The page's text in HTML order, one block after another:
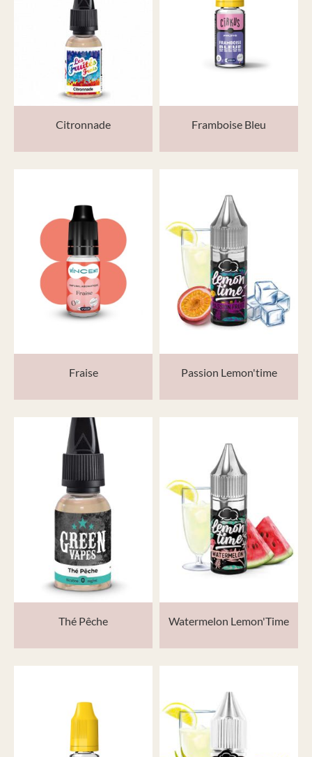
Citronnade Framboise Bleu
Fraise Passion Lemon'time
Thé Pêche Watermelon Lemon'Time